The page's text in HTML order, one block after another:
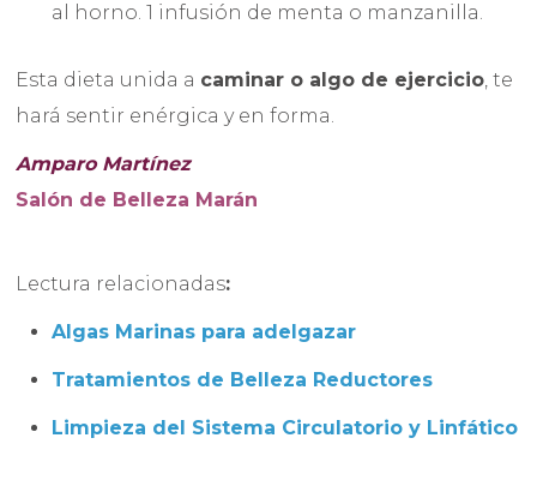
al horno. 1 infusión de menta o manzanilla.
Esta dieta unida a caminar o algo de ejercicio, te
hará sentir enérgica y en forma.
Amparo Martínez
Salón de Belleza Marán
Lectura relacionadas:
Algas Marinas para adelgazar
Tratamientos de Belleza Reductores
Limpieza del Sistema Circulatorio y Linfático